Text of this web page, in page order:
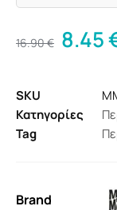
16.90€ 8.45
SKU
Κατηγορίες
Tag
Brand